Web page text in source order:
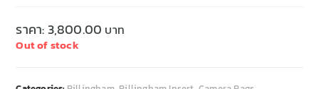
ราคา:3,800.00
Out of stock